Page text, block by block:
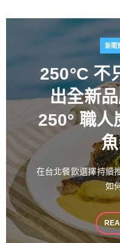
新聞
百富攜手
花時心藝
流轉描繪
桶工藝
中秋佳節向來是傳遞
持